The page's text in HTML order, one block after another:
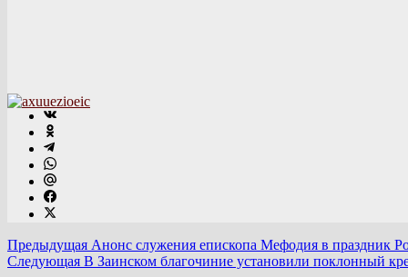
Предыдущая Анонс служения епископа Мефодия в праздник
Следующая В Заинском благочиние установили поклонный